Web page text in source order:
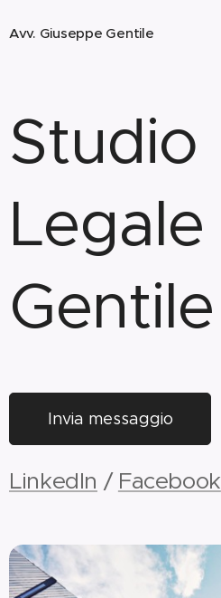
Avv. Giuseppe Gentile
Studio
Legale
Gentile
Invia messaggio
LinkedIn / Facebook